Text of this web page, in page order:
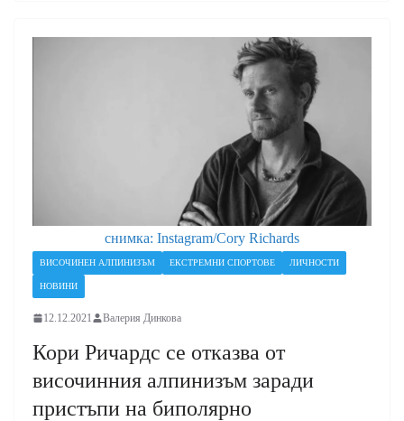
снимка: Instagram/Cory Richards
ВИСОЧИНЕН АЛПИНИЗЪМ ЕКСТРЕМНИ СПОРТОВЕ ЛИЧНОСТИ
НОВИНИ
12.12.2021 Валерия Динкова
Кори Ричардс се отказва от
височинния алпинизъм заради
пристъпи на биполярно